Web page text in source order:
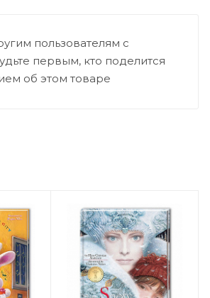
пользователям с
первым, кто поделится
об этом товаре